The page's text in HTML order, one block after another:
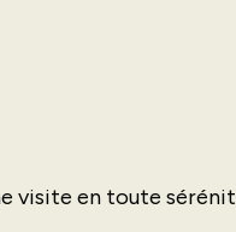
visite en toute